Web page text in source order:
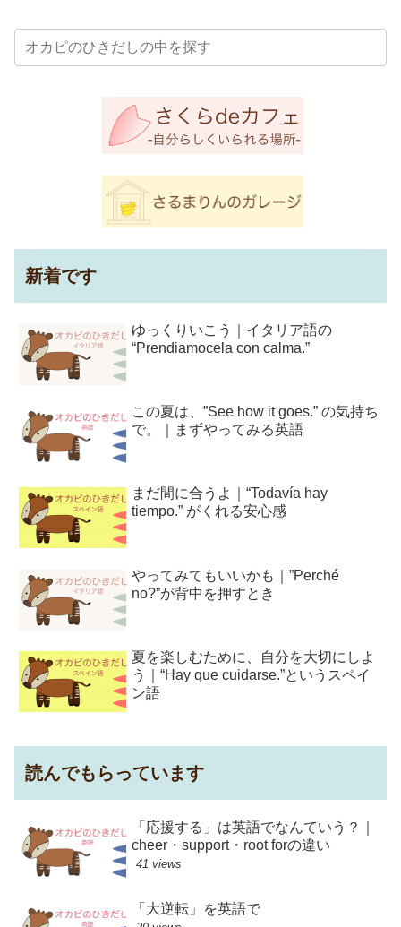
新着です
ゆっくりいこう｜イタリア語の
“Prendiamocela con calma.”
この夏は、”See how it goes.” の気持ち
で。｜まずやってみる英語
まだ間に合うよ｜“Todavía hay
tiempo.” がくれる安心感
やってみてもいいかも｜”Perché
no?”が背中を押すとき
夏を楽しむために、自分を大切にしよ
う｜“Hay que cuidarse.”というスペイ
ン語
読んでもらっています
「応援する」は英語でなんていう？｜
cheer・support・root forの違い
41 views
「大逆転」を英語で